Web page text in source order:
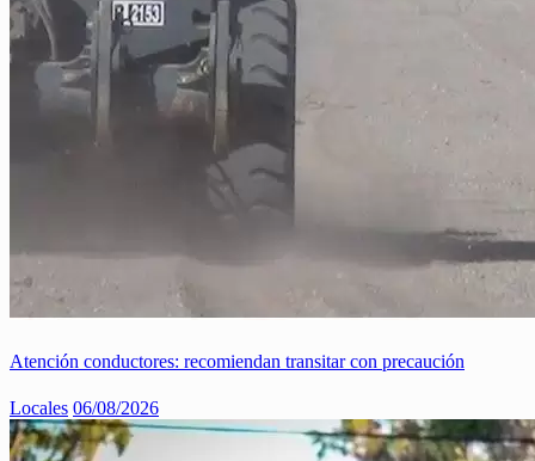
Atención conductores: recomiendan transitar con precaución
Locales 06/08/2026